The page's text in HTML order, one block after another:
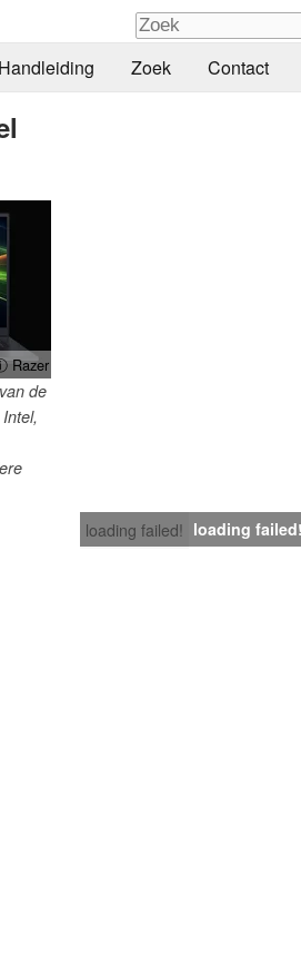
Zoek Contact
Razer
de
loading failed! loading failed!